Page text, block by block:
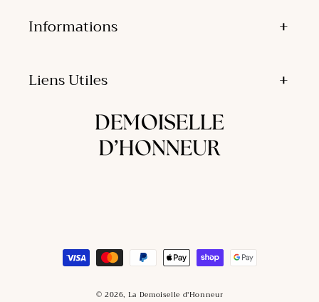
Informations
Liens Utiles
de
paiement
© 2026, La Demoiselle d'Honneur